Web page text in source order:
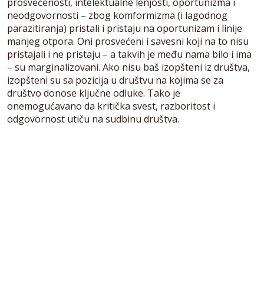
prosvećenosti, intelektualne lenjosti, oportunizma i
neodgovornosti – zbog komformizma (i lagodnog
parazitiranja) pristali i pristaju na oportunizam i linije
manjeg otpora. Oni prosvećeni i savesni koji na to nisu
pristajali i ne pristaju – a takvih je među nama bilo i ima
– su marginalizovani. Ako nisu baš izopšteni iz društva,
izopšteni su sa pozicija u društvu na kojima se za
društvo donose ključne odluke. Tako je
onemogućavano da kritička svest, razboritost i
odgovornost utiču na sudbinu društva.